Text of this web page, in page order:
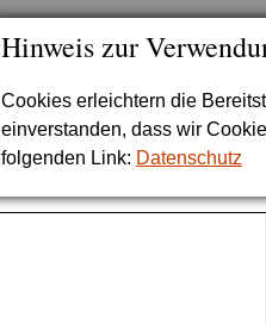
Hinweis zur
Cookies erleichtern die
einverstanden, dass wir
folgenden Link: Datenschutz